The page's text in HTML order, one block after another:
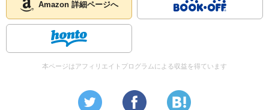
Amazon 詳細ページへ
本ページはアフィリエイトプログラムによる収益を得ています